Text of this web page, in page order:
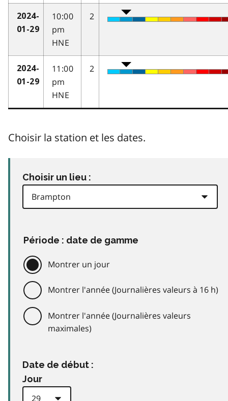
2024-
01-29
10:00
pm
HNE
2
2024-
01-29
11:00
pm
HNE
2
Choisir la station et les dates.
Choisir un lieu :
Période : date de gamme
Montrer un jour
Montrer l'année (Journalières valeurs à 16 h)
Montrer l'année (Journalières valeurs
maximales)
Date de début :
Jour